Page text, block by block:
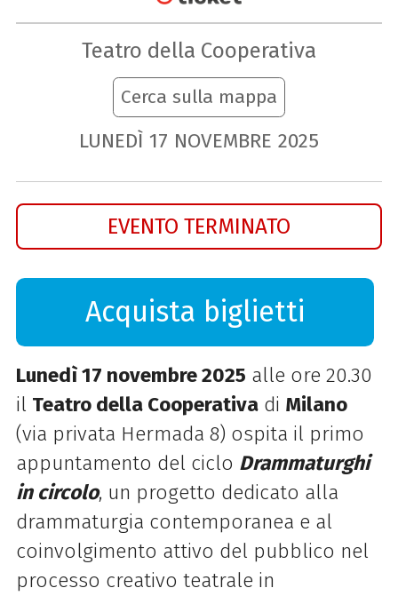
Teatro della Cooperativa
Cerca sulla mappa
LUNEDÌ 17 NOVEMBRE 2025
EVENTO TERMINATO
Acquista biglietti
Lunedì 17 novembre 2025 alle ore 20.30
il Teatro della Cooperativadi Milano
(via privata Hermada 8) ospita il primo
appuntamento del ciclo Drammaturghi
in circolo, un progetto dedicato alla
drammaturgia contemporanea e al
coinvolgimento attivo del pubblico nel
processo creativo teatrale in